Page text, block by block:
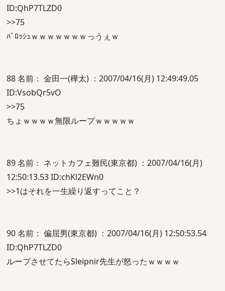
ID:QhP7TLZD0
>>75
ﾊﾞﾛｯｼｭｗｗｗｗｗｗｗっうぇｗ
88 名前： 金田一(樺太) ：2007/04/16(月) 12:49:49.05
ID:VsobQr5vO
>>75
ちょｗｗｗｗ無限ループｗｗｗｗｗ
89 名前： ネットカフェ難民(東京都) ：2007/04/16(月)
12:50:13.53 ID:chKl2EWn0
>>1はそれを一生繰り返すってこと？
90 名前： 偏屈男(東京都) ：2007/04/16(月) 12:50:53.54
ID:QhP7TLZD0
ループさせてたらSleipnir先生が怒ったｗｗｗｗ